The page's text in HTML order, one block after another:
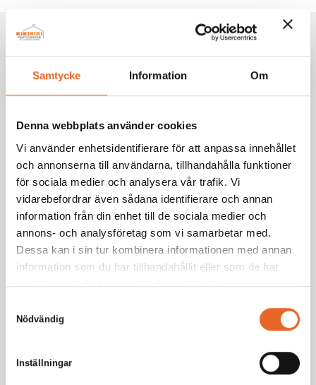
Samtycke Information Om
Denna webbplats använder cookies
Vi använder enhetsidentifierare för att anpassa innehållet
och annonserna till användarna, tillhandahålla funktioner
för sociala medier och analysera vår trafik. Vi
vidarebefordrar även sådana identifierare och annan
information från din enhet till de sociala medier och
annons- och analysföretag som vi samarbetar med.
Dessa kan i sin tur kombinera informationen med annan
information som du har tillhandahållit eller som de har
samlat in när du har använt deras tjänster.
Nödvändig
Inställningar
med omnejd med uthyrning av tält, möbler och porslin
till fester, bröllop och företagsevent. Tryggt. Proffsigt.
Meny
Hyr produkter
Inspiration
Eventbloggen
Kundservice